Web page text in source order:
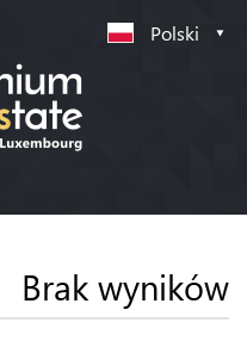
Polski
Brak wyników